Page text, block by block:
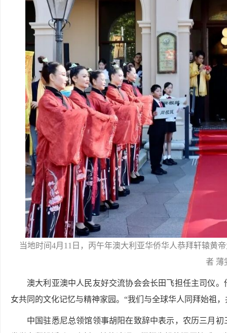
当地时间4月11日，丙午年澳大利亚华侨华人恭拜轩辕黄
者 薄
澳大利亚澳中人民友好交流协会会长田飞担任主司仪
女共同的文化记忆与精神家园。“我们与全球华人同拜始祖
中国驻悉尼总领馆领事胡阳在致辞中表示，农历三月